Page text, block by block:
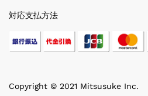
Copyright © 2021 Mitsusuke Inc.
対応支払方法